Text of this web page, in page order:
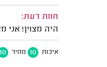
חוות דעת:
היה מצוין! אני
איכות 10 מחיר 10